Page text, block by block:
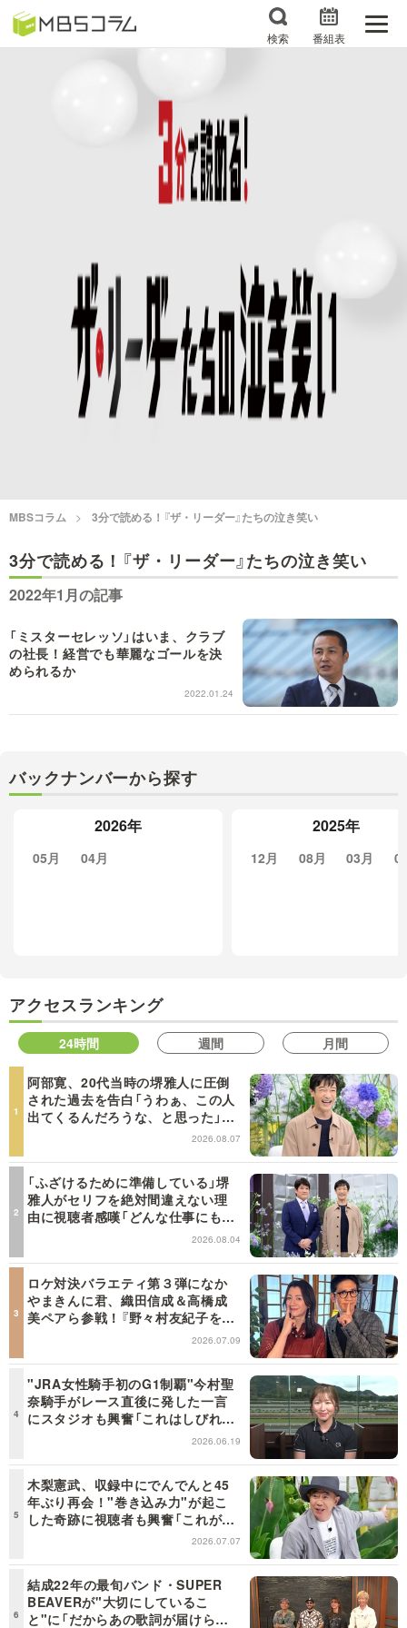
検索 番組表
3分で読める！『ザ・リー
もう一度楽しむプレバト
サタプラ ～気になる情
所さんお届けモノです！
推しといつまでも 月曜の蛙、大海を知る。
マニアックでメカニカル
そしてＭＢＳ的なＭなス
何が起こるかホンマにわ
からん！？「ごぶごぶ」の
トリセツ
情熱大陸を読む
レストランだけじゃない
「水野真紀の魔法のレスト
里亮太」
MBSラグビーダイアリー
5分で読める！教えてもら
う前と後
MBSテレビ TOP
MBSコラム 3分で読める！『ザ・リーダー』たちの泣き笑い
3分で読める！『ザ・リーダー』たちの泣き笑い
2022年1月の記事
「ミスターセレッソ」はいま、クラブ
の社長！経営でも華麗なゴールを決
められるか
2022.01.24
バックナンバーから探す
2026年
05月 04月
2025年
12月 08月 03月
アクセスランキング
24時間 週間 月間
阿部寛、20代当時の堺雅人に圧倒
された過去を告白「うわぁ、この人
出てくるんだろうな、と思った」
2026.08.07
「ふざけるために準備している」堺
雅人がセリフを絶対間違えない理
由に視聴者感嘆「どんな仕事にも当
てはまる」【日曜日の初耳学】2026.08.04
ロケ対決バラエティ第３弾になか
やまきんに君、織田信成＆高橋成
美ペアら参戦！『野々村友紀子を黙
らせろ！』１２日（日）昼に放送！
2026.07.09
"JRA女性騎手初のG1制覇"今村聖
奈騎手がレース直後に発した一言
にスタジオも興奮「これはしびれ
2026.06.19
木梨憲武、収録中にでんでんと45
年ぶり再会！"巻き込み力"が起こ
した奇跡に視聴者も興奮「これがテ
レビの面白さだよね！」＜日曜日の
2026.07.07
結成22年の最旬バンド・SUPER
BEAVERが"大切にしているこ
と"に「だからあの歌詞が届けられ